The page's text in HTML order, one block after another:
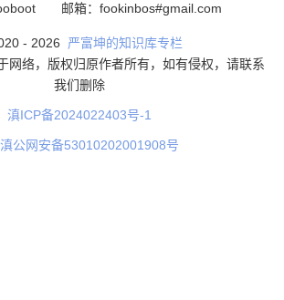
邮箱：fookinbos#gmail.com
- 2026
严富坤的知识库专栏
网络，版权归原作者所有，如有侵权，请联系
我们删除
滇ICP备2024022403号-1
滇公网安备53010202001908号